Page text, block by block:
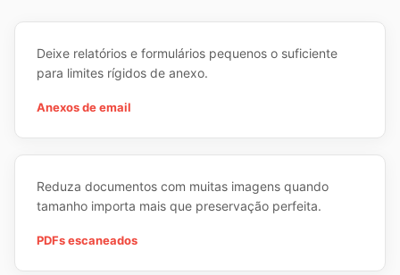
Deixe relatórios e formulários pequenos o suficiente
para limites rígidos de anexo.
Anexos de email
Reduza documentos com muitas imagens quando
tamanho importa mais que preservação perfeita.
PDFs escaneados